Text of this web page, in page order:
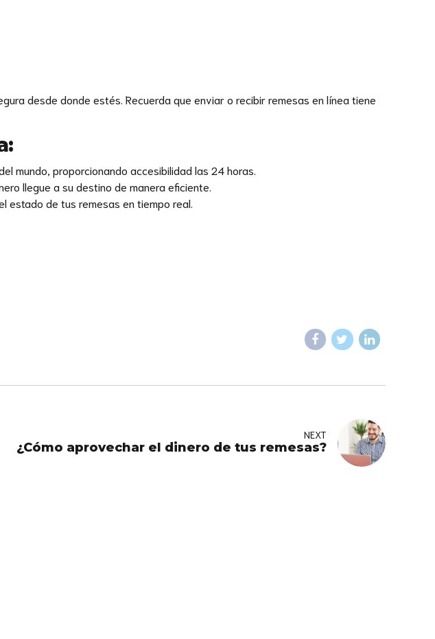
desde donde estés. Recuerda que enviar o recibir remesas en línea tiene
mundo, proporcionando accesibilidad las 24 horas.
llegue a su destino de manera eficiente.
estado de tus remesas en tiempo real.
NEXT
¿Cómo aprovechar el dinero de tus remesas?